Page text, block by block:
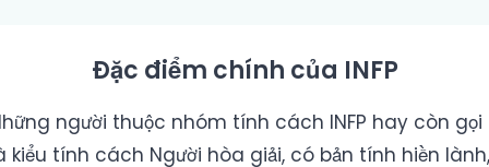
Đặc điểm chính của INFP
người thuộc nhóm tính cách INFP hay còn gọi
kiểu tính cách Người hòa giải, có bản tính hiền lành,